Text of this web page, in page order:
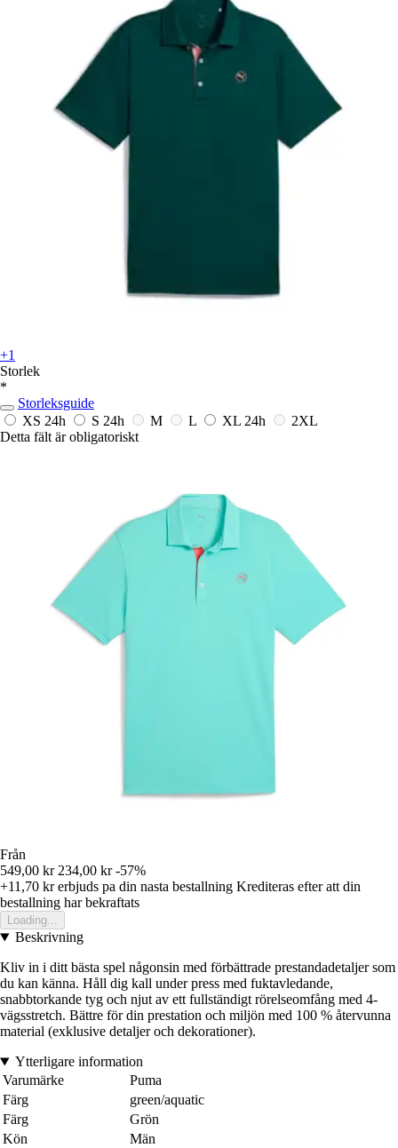
+1
Storlek
*
Storleksguide
XS 24h S 24h M L XL 24h
2XL
Detta fält är obligatoriskt
Från
549,00 kr 234,00 kr -57%
+11,70 krerbjuds pa din nasta bestallning Krediteras efter att din
bestallning har bekraftats
Loading...
Beskrivning
Kliv in i ditt bästa spel någonsin med förbättrade prestandadetaljer som
du kan känna. Håll dig kall under press med fuktavledande,
snabbtorkande tyg och njut av ett fullständigt rörelseomfång med 4-
vägsstretch. Bättre för din prestation och miljön med 100 % återvunna
material (exklusive detaljer och dekorationer).
Ytterligare information
Varumärke
Puma
Färg
green/aquatic
Färg
Grön
Kön
Män